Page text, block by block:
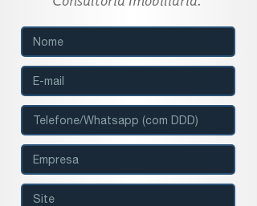
Text
E-mail
Text
Text
Text